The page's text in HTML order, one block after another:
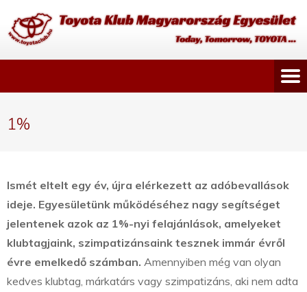
1%
Ismét eltelt egy év, újra elérkezett az adóbevallások
ideje. Egyesületünk működéséhez nagy segítséget
jelentenek azok az 1%-nyi felajánlások, amelyeket
klubtagjaink, szimpatizánsaink tesznek immár évről
évre emelkedő számban. Amennyiben még van olyan
kedves klubtag, márkatárs vagy szimpatizáns, aki nem adta